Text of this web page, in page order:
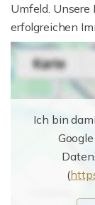
Umfeld. Unsere
erfolgreichen
Ich bin
(